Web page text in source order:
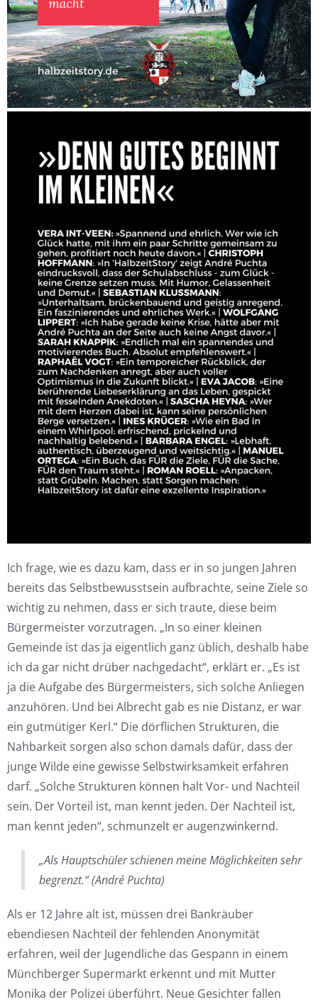
Ich frage, wie es dazu kam, dass er in so jungen Jahren
bereits das Selbstbewusstsein aufbrachte, seine Ziele so
wichtig zu nehmen, dass er sich traute, diese beim
Bürgermeister vorzutragen. „In so einer kleinen
Gemeinde ist das ja eigentlich ganz üblich, deshalb habe
ich da gar nicht drüber nachgedacht“, erklärt er. „Es ist
ja die Aufgabe des Bürgermeisters, sich solche Anliegen
anzuhören. Und bei Albrecht gab es nie Distanz, er war
ein gutmütiger Kerl.“ Die dörflichen Strukturen, die
Nahbarkeit sorgen also schon damals dafür, dass der
junge Wilde eine gewisse Selbstwirksamkeit erfahren
darf. „Solche Strukturen können halt Vor- und Nachteil
sein. Der Vorteil ist, man kennt jeden. Der Nachteil ist,
man kennt jeden“, schmunzelt er augenzwinkernd.
„Als Hauptschüler schienen meine Möglichkeiten sehr
begrenzt.“ (André Puchta)
Als er 12 Jahre alt ist, müssen drei Bankräuber
ebendiesen Nachteil der fehlenden Anonymität
erfahren, weil der Jugendliche das Gespann in einem
Münchberger Supermarkt erkennt und mit Mutter
Monika der Polizei überführt. Neue Gesichter fallen